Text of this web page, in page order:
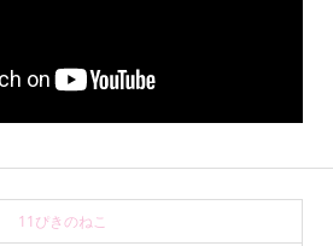
11ぴきのねこ